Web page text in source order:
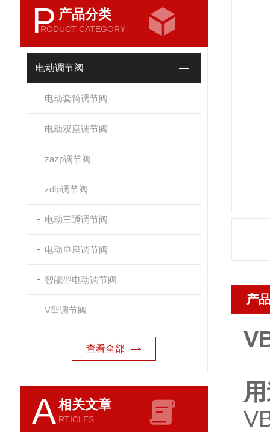
P 产品分类
RODUCT CATEGORY
电动调节阀
电动套筒调节阀
电动双座调节阀
zazp调节阀
zdlp调节阀
电动三通调节阀
电动单座调节阀
智能型电动调节阀
V型调节阀
查看全部
A相关文章
RTICLES
产